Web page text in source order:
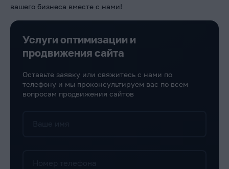
вашего бизнеса вместе с нами!
Услуги оптимизации и
продвижения сайта
Оставьте заявку или свяжитесь с нами по
телефону и мы проконсультируем вас по всем
вопросам продвижения сайтов